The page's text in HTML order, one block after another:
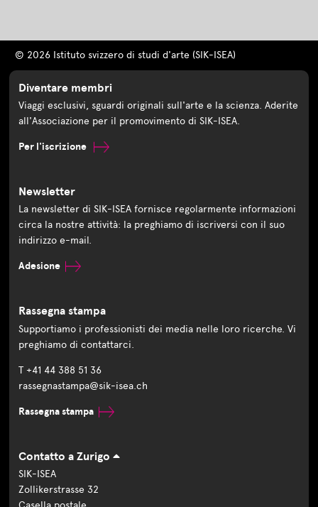
© 2026 Istituto svizzero di studi d'arte (SIK-ISEA)
Diventare membri
Viaggi esclusivi, sguardi originali sull'arte e la scienza. Aderite
all'Associazione per il promovimento di SIK-ISEA.
Per l'iscrizione
Newsletter
La newsletter di SIK-ISEA fornisce regolarmente informazioni
circa la nostre attività: la preghiamo di iscriversi con il suo
indirizzo e-mail.
Adesione
Rassegna stampa
Supportiamo i professionisti dei media nelle loro ricerche. Vi
preghiamo di contattarci.
T +41 44 388 51 36
rassegnastampa@sik-isea.ch
Rassegna stampa
Contatto a Zurigo
SIK-ISEA
Zollikerstrasse 32